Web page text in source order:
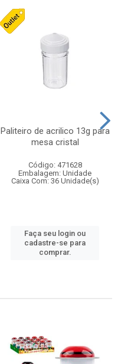
Paliteiro de acrilico 13g para
mesa cristal
Código: 471628
Embalagem: Unidade
Caixa Com: 36 Unidade(s)
Faça seu login ou
cadastre-se para
comprar.